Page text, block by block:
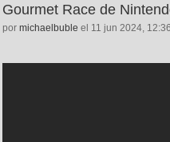
Gourmet Race de
por michaelbuble el 11 jun 2024, 12:36